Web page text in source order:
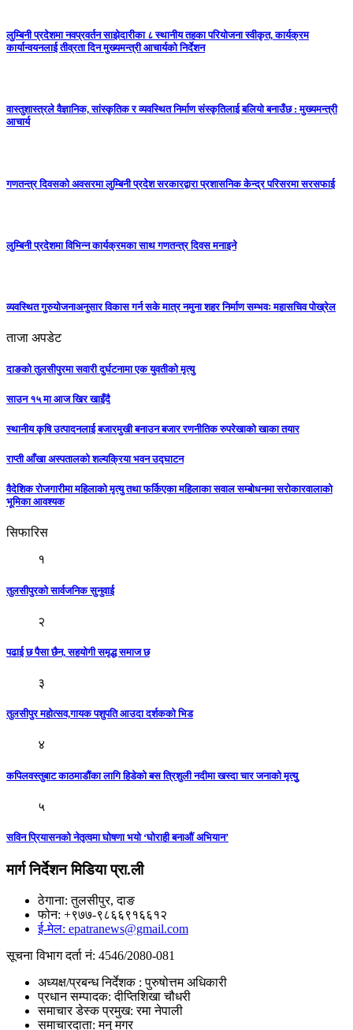
लुम्बिनी प्रदेशमा नवप्रवर्तन साझेदारीका ८ स्थानीय तहका परियोजना स्वीकृत, कार्यक्रम
कार्यान्वयनलाई तीव्रता दिन मुख्यमन्त्री आचार्यको निर्देशन
वास्तुशास्त्रले वैज्ञानिक, सांस्कृतिक र व्यवस्थित निर्माण संस्कृतिलाई बलियो बनाउँछ : मुख्यमन्त्री
आचार्य
गणतन्त्र दिवसको अवसरमा लुम्बिनी प्रदेश सरकारद्वारा प्रशासनिक केन्द्र परिसरमा सरसफाई
लुम्बिनी प्रदेशमा विभिन्न कार्यक्रमका साथ गणतन्त्र दिवस मनाइने
व्यवस्थित गुरुयोजनाअनुसार विकास गर्न सके मात्र नमुना शहर निर्माण सम्भवः महासचिव पोख्रेल
ताजा अपडेट
दाङको तुलसीपुरमा सवारी दुर्घटनामा एक युवतीको मृत्यु
साउन १५ मा आज खिर खाइँदै
स्थानीय कृषि उत्पादनलाई बजारमुखी बनाउन बजार रणनीतिक रुपरेखाको खाका तयार
राप्ती आँखा अस्पतालको शल्यक्रिया भवन उद्घाटन
वैदेशिक रोजगारीमा महिलाको मृत्यु तथा फर्किएका महिलाका सवाल सम्बोधनमा सरोकारवालाको
भूमिका आवश्यक
सिफारिस
१
तुलसीपुरको सार्वजनिक सुनुवाई
२
पढाई छ पैसा छैन, सहयोगी समृद्ध समाज छ
३
तुलसीपुर महाेत्सव,गायक पशुपति आउदा दर्शककाे भिड
४
कपिलवस्तुबाट काठमाडौंका लागि हिडेकाे बस त्रिशुली नदीमा खस्दा चार जनाको मृत्युु
५
सविन प्रियासनको नेतृत्वमा घोषणा भयो ‘घोराही बनाऔं अभियान’
मार्ग निर्देशन मिडिया प्रा.ली
ठेगाना: तुलसीपुर, दाङ
फोन: +९७७-९८६६९१६६१२
ई-मेल: epatranews@gmail.com
सूचना विभाग दर्ता नं: 4546/2080-081
अध्यक्ष/प्रबन्ध निर्देशक : पुरुषोत्तम अधिकारी
प्रधान सम्पादक: दीप्तिशिखा चौधरी
समाचार डेस्क प्रमुख: रमा नेपाली
समाचारदाता: मनु मगर